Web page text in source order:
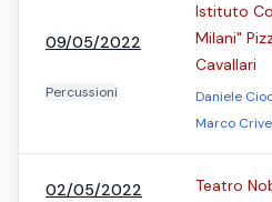
09/05/2022
Percussioni
Istituto
Milani"
Cavallari
Daniele
Marco
02/05/2022 Teatro